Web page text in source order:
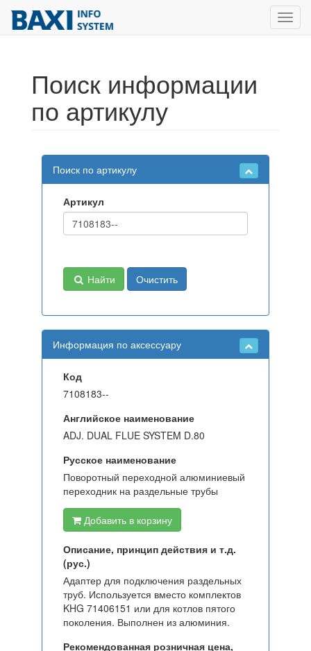
Поиск информации
по артикулу
Поиск по артикулу
Артикул
Найти Очистить
Информация по аксессуару
Код
7108183--
Английское наименование
ADJ. DUAL FLUE SYSTEM D.80
Русское наименование
Поворотный переходной алюминиевый
переходник на раздельные трубы
Добавить в корзину
Описание, принцип действия и т.д.
(рус.)
Адаптер для подключения раздельных
труб. Используется вместо комплектов
KHG 71406151 или для котлов пятого
поколения. Выполнен из алюминия.
Рекомендованная розничная цена,